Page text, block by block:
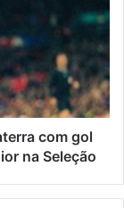
com gol
na Seleção